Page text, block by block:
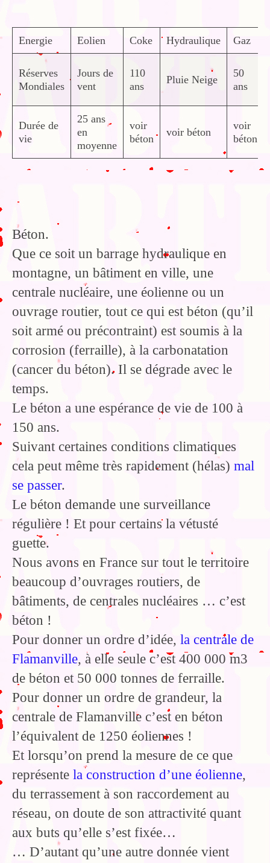
Energie Eolien Coke Hydraulique Gaz
Réserves
Mondiales
Jours de
vent
110
ans
Pluie Neige
50
ans
Durée de
vie
25 ans
en
moyenne
voir
béton
voir béton
voir
béton
Béton.
Que ce soit un barrage hydraulique en
montagne, un bâtiment en ville, une
centrale nucléaire, une éolienne ou un
ouvrage routier, tout ce qui est béton (qu’il
soit armé ou précontraint) est soumis à la
corrosion (ferraille), à la carbonatation
(cancer du béton). Il se dégrade avec le
temps.
Le béton a une espérance de vie de 100 à
150 ans.
Suivant certaines conditions climatiques
cela peut même très rapidement (hélas) mal
se passer.
Le béton demande une surveillance
régulière ! Et pour certains la vétusté
guette.
Nous avons en France sur tout le territoire
beaucoup d’ouvrages routiers, de
bâtiments, de centrales nucléaires … c’est
béton !
Pour donner un ordre d’idée, la centrale de
Flamanville, à elle seule c’est 400 000 m3
de béton et 50 000 tonnes de ferraille.
Pour donner un ordre de grandeur, la
centrale de Flamanville c’est en béton
l’équivalent de 1250 éoliennes !
Et lorsqu’on prend la mesure de ce que
représente la construction d’une éolienne,
du terrassement à son raccordement au
réseau, on doute de son attractivité quant
aux buts qu’elle s’est fixée…
… D’autant qu’une autre donnée vient